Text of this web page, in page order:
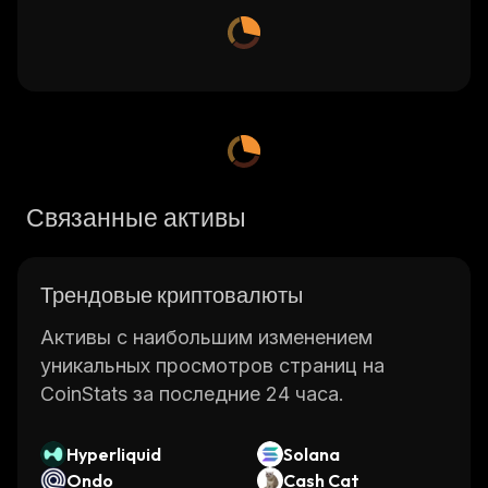
Связанные активы
Трендовые криптовалюты
Активы с наибольшим изменением
уникальных просмотров страниц на
CoinStats за последние 24 часа.
Hyperliquid
Solana
Ondo
Cash Cat